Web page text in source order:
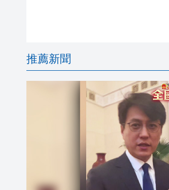
推薦新聞